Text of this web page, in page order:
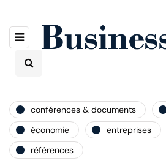
conférences & documents
économie
entreprises
références